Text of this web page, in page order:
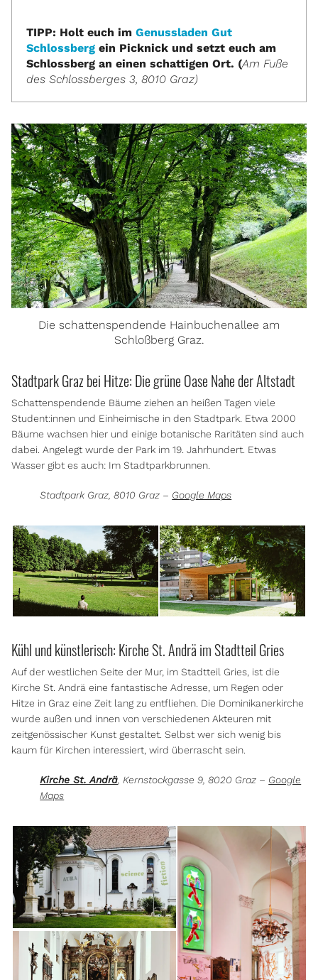
TIPP: Holt euch imGenussladen Gut
Schlossberg ein Picknick und setzt euch am
Schlossberg an einen schattigen Ort. (Am Fuße
des Schlossberges 3, 8010 Graz)
Die schattenspendende Hainbuchenallee am
Schloßberg Graz.
Stadtpark Graz bei Hitze: Die grüne Oase Nahe der Altstadt
Schattenspendende Bäume ziehen an heißen Tagen viele
Student:innen und Einheimische in den Stadtpark. Etwa 2000
Bäume wachsen hier und einige botanische Raritäten sind auch
dabei. Angelegt wurde der Park im 19. Jahrhundert. Etwas
Wasser gibt es auch: Im Stadtparkbrunnen.
Stadtpark Graz, 8010 Graz – Google Maps
Kühl und künstlerisch: Kirche St. Andrä im Stadtteil Gries
Auf der westlichen Seite der Mur, im Stadtteil Gries, ist die
Kirche St. Andrä eine fantastische Adresse, um Regen oder
Hitze in Graz eine Zeit lang zu entfliehen. Die Dominikanerkirche
wurde außen und innen von verschiedenen Akteuren mit
zeitgenössischer Kunst gestaltet. Selbst wer sich wenig bis
kaum für Kirchen interessiert, wird überrascht sein.
Kirche St. Andrä , Kernstockgasse 9, 8020 Graz – Google
Maps